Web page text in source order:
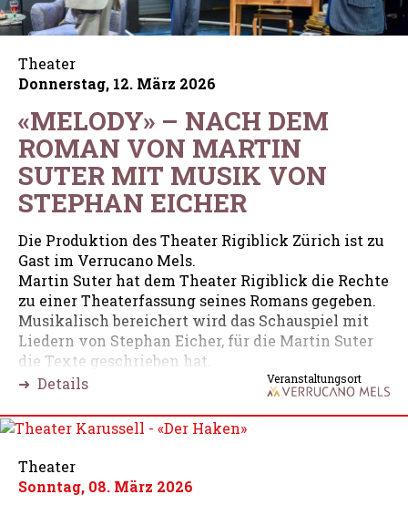
Theater
Donnerstag, 12. März 2026
«MELODY» – NACH DEM
ROMAN VON MARTIN
SUTER MIT MUSIK VON
STEPHAN EICHER
Die Produktion des Theater Rigiblick Zürich ist zu
Gast im Verrucano Mels.
Martin Suter hat dem Theater Rigiblick die Rechte
zu einer Theaterfassung seines Romans gegeben.
Musikalisch bereichert wird das Schauspiel mit
Liedern von Stephan Eicher, für die Martin Suter
die Texte geschrieben hat.
➜ Details
Veranstaltungsort
Theater
Sonntag, 08. März 2026